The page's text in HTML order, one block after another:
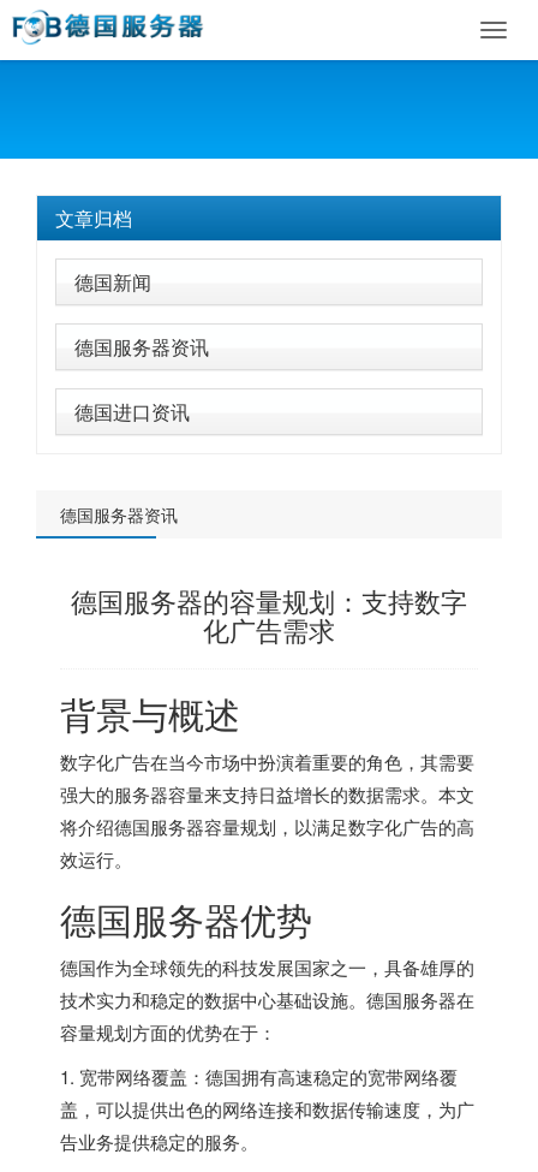
文章归档
德国新闻
德国服务器资讯
德国进口资讯
德国服务器资讯
德国服务器的容量规划：支持数字
化广告需求
背景与概述
数字化广告在当今市场中扮演着重要的角色，其需要
强大的服务器容量来支持日益增长的数据需求。本文
将介绍德国服务器容量规划，以满足数字化广告的高
效运行。
德国服务器优势
德国作为全球领先的科技发展国家之一，具备雄厚的
技术实力和稳定的数据中心基础设施。德国服务器在
容量规划方面的优势在于：
1. 宽带网络覆盖：德国拥有高速稳定的宽带网络覆
盖，可以提供出色的网络连接和数据传输速度，为广
告业务提供稳定的服务。